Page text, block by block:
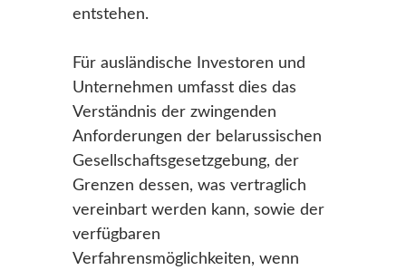
entstehen.
Für ausländische Investoren und
Unternehmen umfasst dies das
Verständnis der zwingenden
Anforderungen der belarussischen
Gesellschaftsgesetzgebung, der
Grenzen dessen, was vertraglich
vereinbart werden kann, sowie der
verfügbaren
Verfahrensmöglichkeiten, wenn